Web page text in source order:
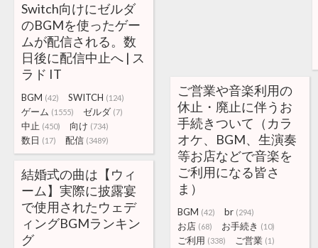
Switch向けにゼルダ
のBGMを使ったゲー
ムが配信される。数
日後に配信中止へ | ス
ラド IT
BGM (42) SWITCH (124)
ゲーム (1555) ゼルダ (7)
中止 (450) 向け (734)
数日 (17) 配信 (3489)
ご営業や音楽利用の
休止・廃止に伴うお
手続きついて（カラ
オケ、BGM、生演奏
等お店などで音楽を
ご利用になる皆さ
ま）
BGM (42) br (294)
お店 (68) お手続き (10)
ご利用 (338) ご営業 (1)
結婚式の曲は【ウィ
ーム】実際に披露宴
で使用されたウェデ
ィングBGMランキン
グ